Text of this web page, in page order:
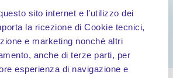
sito internet e l’utilizzo dei
la ricezione di Cookie tecnici,
e marketing nonché altri
anche di terze parti, per
esperienza di navigazione e